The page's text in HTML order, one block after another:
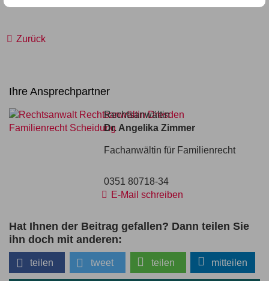
Zurück
Ihre Ansprechpartner
Rechtsanwältin
Dr. Angelika Zimmer
Fachanwältin für Familienrecht
0351 80718-34
E-Mail schreiben
Hat Ihnen der Beitrag gefallen? Dann teilen Sie
ihn doch mit anderen:
teilen tweet teilen mitteilen